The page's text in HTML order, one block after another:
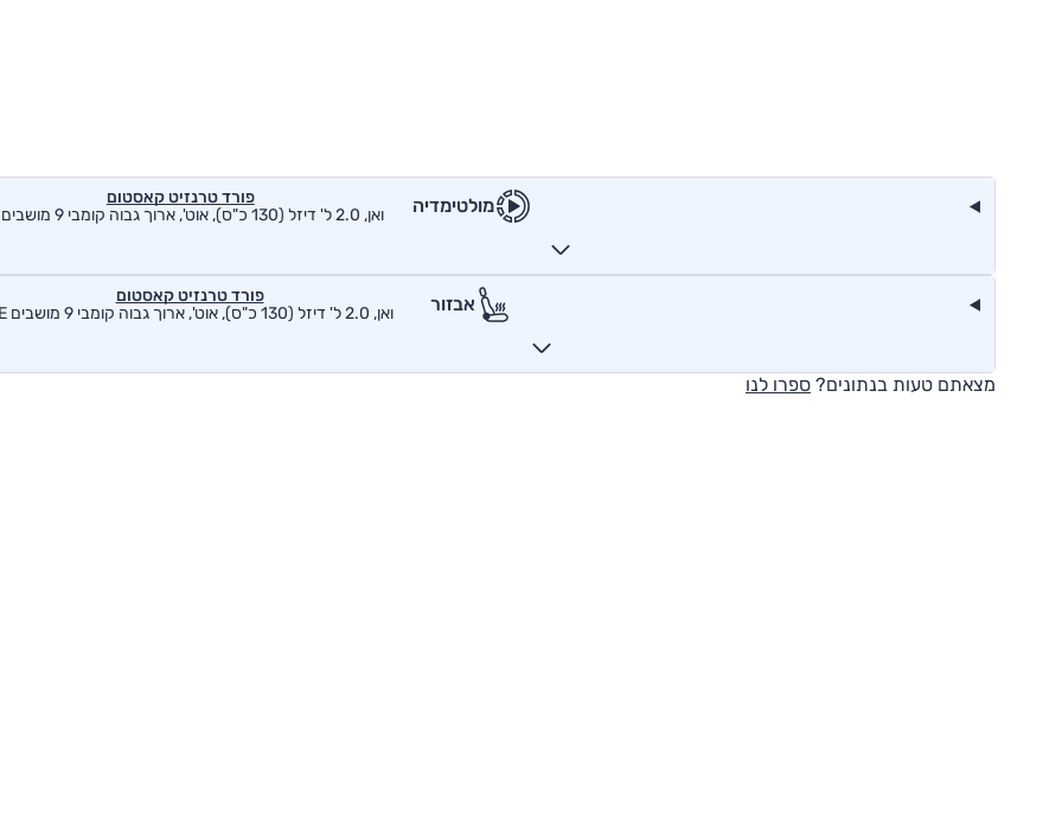
מולטימדיה
פורד טרנזיט קאסטום
ואן, 2.0 ל' דיזל (130 כ"ס), אוט', ארוך גבוה קומבי 9 מושבים SE
אבזור
פורד טרנזיט קאסטום
ואן, 2.0 ל' דיזל (130 כ"ס), אוט', ארוך גבוה קומבי 9 מושבים SE
מצאתם טעות בנתונים? ספרו לנו